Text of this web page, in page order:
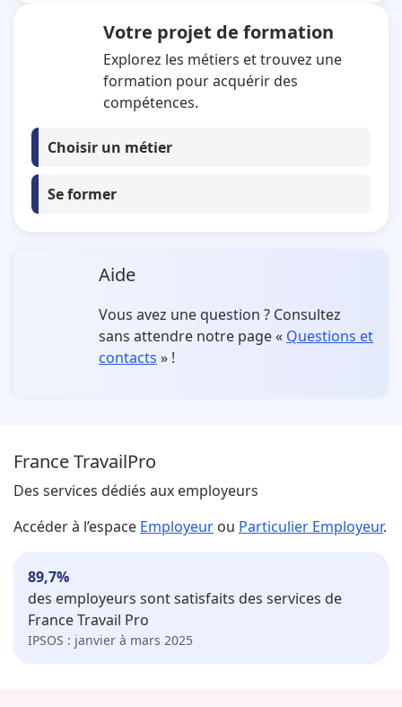
Votre projet de formation
Explorez les métiers et trouvez une
formation pour acquérir des
compétences.
Choisir un métier
Se former
Aide
Vous avez une question ? Consultez
sans attendre notre page « Questions et
contacts » !
France TravailPro
Des services dédiés aux employeurs
Accéder à l’espace Employeur ou Particulier Employeur.
89,7%
des employeurs sont satisfaits des services de
France Travail Pro
IPSOS : janvier à mars 2025